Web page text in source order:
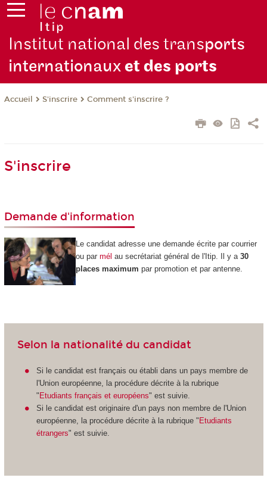
Institut national des transports
internationauxet des ports
Accueil S'inscrire Comment s'inscrire ?
S'inscrire
Demande d'information
Le candidat adresse une demande écrite par courrier
ou par mél au secrétariat général de l'Itip. Il y a 30
places maximum par promotion et par antenne.
Selon la nationalité du candidat
Si le candidat est français ou établi dans un pays membre de
l'Union européenne, la procédure décrite à la rubrique
" Etudiants français et européens" est suivie.
Si le candidat est originaire d'un pays non membre de l'Union
européenne, la procédure décrite à la rubrique " Etudiants
étrangers" est suivie.